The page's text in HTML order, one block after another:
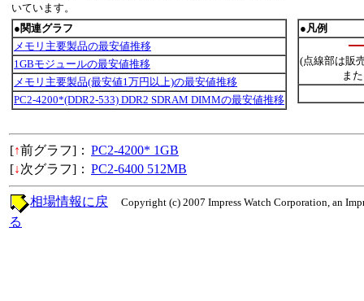
いています。
●関連グラフ
メモリ主要製品の最安値推移
1GBモジュールの最安値推移
メモリ主要製品(最安値1万円以上)の最安値推移
PC2-4200*(DDR2-533) DDR2 SDRAM DIMMの最安値推移
●凡例
(点線部は販
ま
[↑前グラフ]： PC2-4200* 1GB
[↓次グラフ]： PC2-6400 512MB
Copyright (c) 2007 Impress Watch Corporation, an
相場情報に戻
る